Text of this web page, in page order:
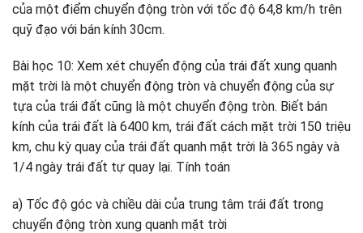
của một điểm chuyển động tròn với tốc độ 64,8 km/h trên
quỹ đạo với bán kính 30cm.
Bài học 10: Xem xét chuyển động của trái đất xung quanh
mặt trời là một chuyển động tròn và chuyển động của sự
tựa của trái đất cũng là một chuyển động tròn. Biết bán
kính của trái đất là 6400 km, trái đất cách mặt trời 150 triệu
km, chu kỳ quay của trái đất quanh mặt trời là 365 ngày và
1/4 ngày trái đất tự quay lại. Tính toán
a) Tốc độ góc và chiều dài của trung tâm trái đất trong
chuyển động tròn xung quanh mặt trời